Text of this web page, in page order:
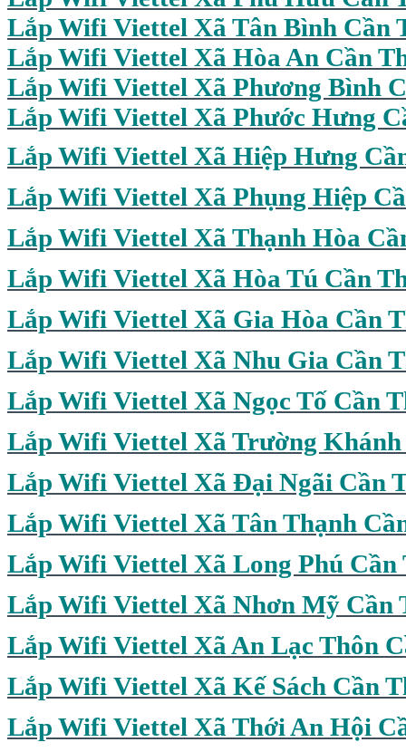
Lắp Wifi Viettel Xã Tân Bình Cần
Lắp Wifi Viettel Xã Hòa An Cần
Lắp Wifi Viettel Xã Phương Bình
Lắp Wifi Viettel Xã Phước Hưng
Lắp Wifi Viettel Xã Hiệp Hưng
Lắp Wifi Viettel Xã Phụng Hiệp
Lắp Wifi Viettel Xã Thạnh Hòa
Lắp Wifi Viettel Xã Hòa Tú Cần
Lắp Wifi Viettel Xã Gia Hòa Cần
Lắp Wifi Viettel Xã Nhu Gia Cần
Lắp Wifi Viettel Xã Ngọc Tố Cần
Lắp Wifi Viettel Xã Trường Khánh
Lắp Wifi Viettel Xã Đại Ngãi Cần
Lắp Wifi Viettel Xã Tân Thạnh
Lắp Wifi Viettel Xã Long Phú Cần
Lắp Wifi Viettel Xã Nhơn Mỹ Cần
Lắp Wifi Viettel Xã An Lạc Thôn
Lắp Wifi Viettel Xã Kế Sách Cần
Lắp Wifi Viettel Xã Thới An Hội